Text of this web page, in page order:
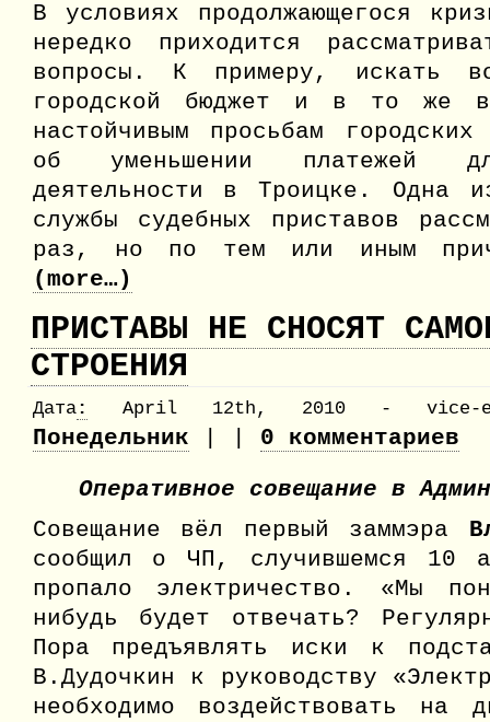
Совет
В условиях продолжающегося
нередко приходится
вопросы. К примеру, искать
городской бюджет и в то же
настойчивым просьбам
об уменьшении платежей
деятельности в Троицке. Одна
службы судебных приставов
раз, но по тем или иным
(more…)
ПРИСТАВЫ НЕ СНОСЯТ
СТРОЕНИЯ
Дата: April 12th, 2010 - vice-
Понедельник 0 комментариев
Оперативное совещание в
Совещание вёл первый заммэра
сообщил о ЧП, случившемся 10
пропало электричество. «Мы
нибудь будет отвечать?
Пора предъявлять иски к
В.Дудочкин к руководству
необходимо воздействовать на